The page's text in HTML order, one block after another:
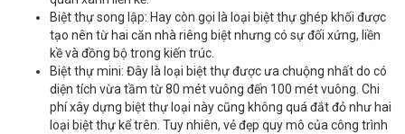
Biệt thự song lập: Hay còn gọi là loại biệt thự ghép khối được
tạo nên từ hai căn nhà riêng biệt nhưng có sự đối xứng, liền
kề và đồng bộ trong kiến trúc.
Biệt thự mini: Đây là loại biệt thự được ưa chuộng nhất do có
diện tích vừa tầm từ 80 mét vuông đến 100 mét vuông. Chi
phí xây dựng biệt thự loại này cũng không quá đắt đỏ như hai
loại biệt thự kể trên. Tuy nhiên, vẻ đẹp quy mô của công trình